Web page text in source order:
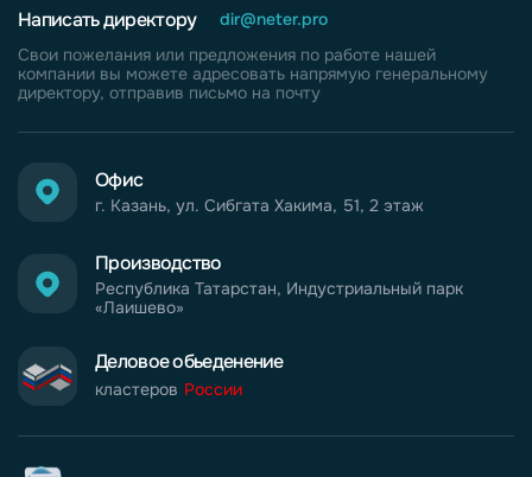
Деловое обьеденение
кластеров России
Производство
Республика Татарстан, Индустриальный парк
«Лаишево»
Офис
г. Казань, ул. Сибгата Хакима, 51, 2 этаж
Написать директору
dir@neter.pro
Свои пожелания или предложения по работе нашей
компании вы можете адресовать напрямую генеральному
директору, отправив письмо на почту